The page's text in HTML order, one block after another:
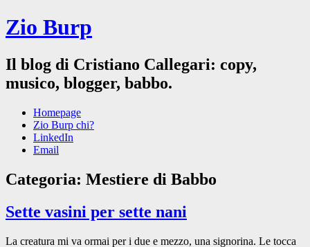
Zio Burp
Il blog di Cristiano Callegari: copy,
musico, blogger, babbo.
Homepage
Zio Burp chi?
LinkedIn
Email
Categoria: Mestiere di Babbo
Sette vasini per sette nani
La creatura mi va ormai per i due e mezzo, una signorina. Le tocca